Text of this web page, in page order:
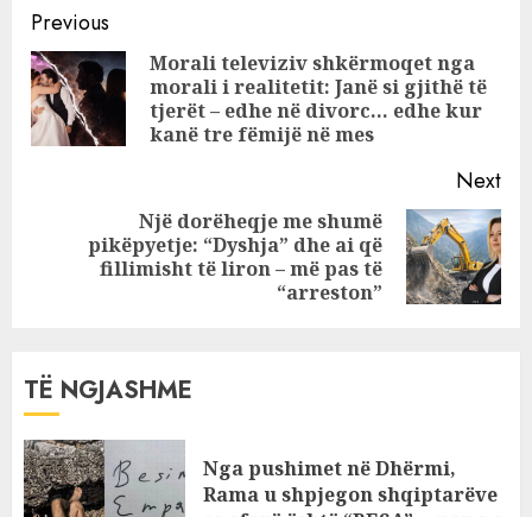
filmohen duke
marrë ryshfet, në
skemë dhe vëllai
i këshilltarit të
Ramës: Pa merak,
Continue
Reading
Previous
Morali televiziv shkërmoqet nga
morali i realitetit: Janë si gjithë të
tjerët – edhe në divorc… edhe kur
kanë tre fëmijë në mes
Next
Një dorëheqje me shumë
pikëpyetje: “Dyshja” dhe ai që
fillimisht të liron – më pas të
“arreston”
TË NGJASHME
Nga pushimet në Dhërmi,
Rama u shpjegon shqiptarëve